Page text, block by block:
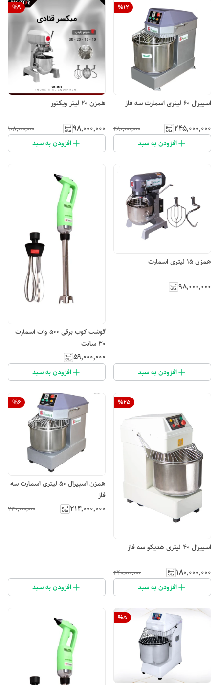
%12
اسپیرال ۶۰ لیتری اسمارت سه فاز
۲۴۵٬۰۰۰٬۰۰۰ ۲۸۰٬۰۰۰٬۰۰۰
افزودن به سبد
%9
همزن ۲۰ لیتر ویکتور
۹۸٬۰۰۰٬۰۰۰ ۱۰۸٬۰۰۰٬۰۰۰
افزودن به سبد
همزن ۱۵ لیتری اسمارت
۹۸٬۰۰۰٬۰۰۰
افزودن به سبد
گوشت کوب برقی ۵۰۰ وات اسمارت
۳۰ سانت
۵۹٬۰۰۰٬۰۰۰
افزودن به سبد
%25
اسپیرال ۴۰ لیتری هدیکو سه فاز
۱۸۰٬۰۰۰٬۰۰۰ ۲۴۰٬۰۰۰٬۰۰۰
افزودن به سبد
%6
همزن اسپیرال ۵۰ لیتری اسمارت سه
فاز
۲۱۴٬۰۰۰٬۰۰۰ ۲۳۰٬۰۰۰٬۰۰۰
افزودن به سبد
%5